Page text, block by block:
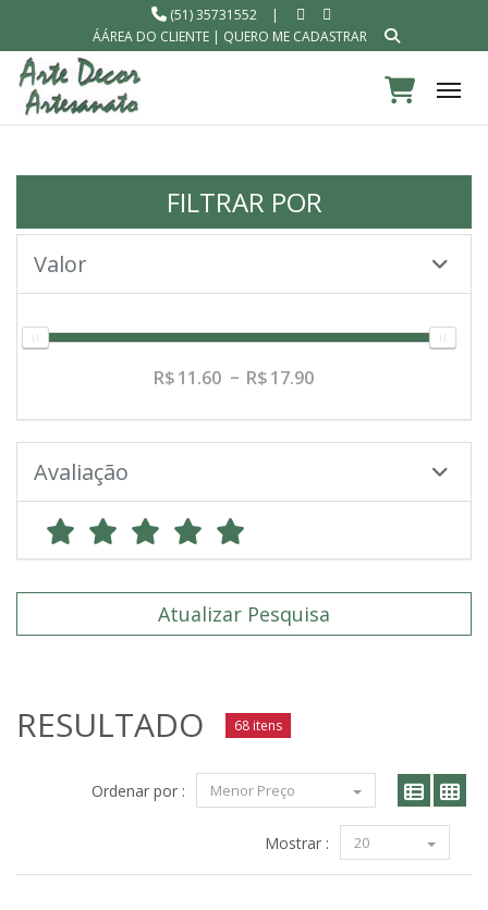
(51) 35731552
|
ÁÁREA DO CLIENTE| QUERO ME CADASTRAR
FILTRAR POR
Valor
11.60 17.90
Avaliação
Atualizar Pesquisa
RESULTADO 68 itens
Ordenar por : Menor Preço
Mostrar : 20